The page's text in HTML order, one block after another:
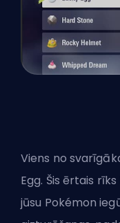
Viens no
Egg. Šis ērtais
jūsu Pokémon